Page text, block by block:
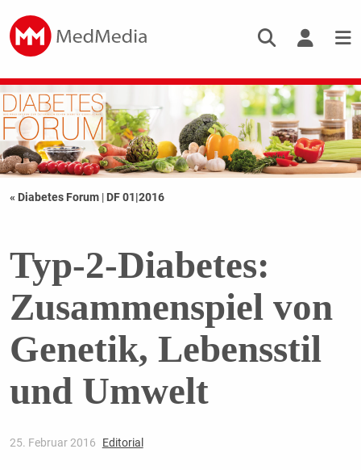
« Diabetes Forum | DF 01|2016
Typ-2-Diabetes:
Zusammenspiel von
Genetik, Lebensstil
und Umwelt
25. Februar 2016 Editorial